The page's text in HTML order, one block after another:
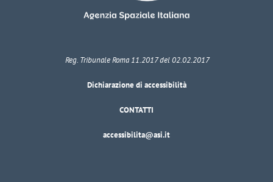
Reg. Tribunale Roma 11.2017 del 02.02.2017
Dichiarazione di accessibilità
CONTATTI
accessibilita@asi.it